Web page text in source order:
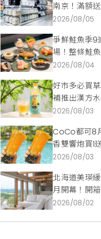
南京！滿額
托特包，指
2026/08/05
爭鮮鮭魚季9
場！整條鮭
甜鮭魚卵霜
2026/08/04
好市多必買
補推出漢方
啡因低卡路
2026/08/03
CoCo都可8
香雙響炮買1
銷登場，都
2026/08/03
北海道美瑛
月開幕！開
鍋、熄燈觀
2026/08/02